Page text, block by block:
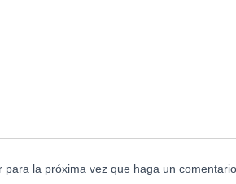
la próxima vez que haga un